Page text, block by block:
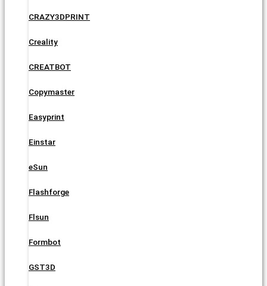
CRAZY3DPRINT
Creality
CREATBOT
Copymaster
Easyprint
Einstar
eSun
Flashforge
Flsun
Formbot
GST3D